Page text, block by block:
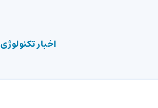
اخبار تکنولوژی